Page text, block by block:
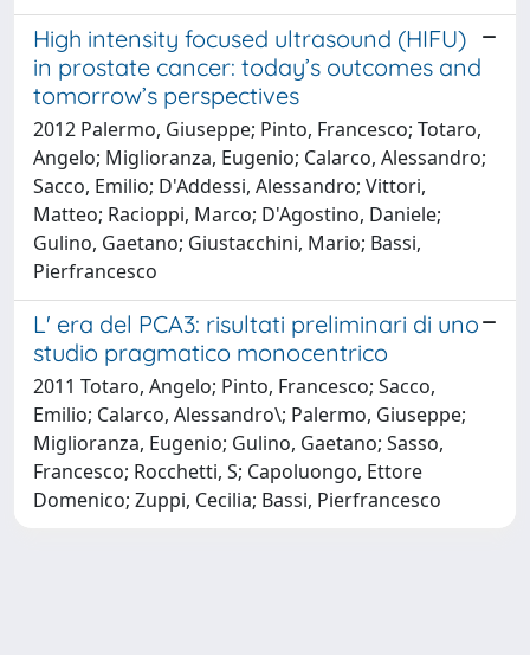
High intensity focused ultrasound (HIFU)
in prostate cancer: today’s outcomes and
tomorrow’s perspectives
2012 Palermo, Giuseppe; Pinto, Francesco; Totaro,
Angelo; Miglioranza, Eugenio; Calarco, Alessandro;
Sacco, Emilio; D'Addessi, Alessandro; Vittori,
Matteo; Racioppi, Marco; D'Agostino, Daniele;
Gulino, Gaetano; Giustacchini, Mario; Bassi,
Pierfrancesco
L' era del PCA3: risultati preliminari di uno
studio pragmatico monocentrico
2011 Totaro, Angelo; Pinto, Francesco; Sacco,
Emilio; Calarco, Alessandro\; Palermo, Giuseppe;
Miglioranza, Eugenio; Gulino, Gaetano; Sasso,
Francesco; Rocchetti, S; Capoluongo, Ettore
Domenico; Zuppi, Cecilia; Bassi, Pierfrancesco